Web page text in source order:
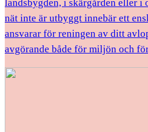
landsbygden, i skärgården eller i
nät inte är utbyggt innebär ett
ansvarar för reningen av ditt
avgörande både för miljön och